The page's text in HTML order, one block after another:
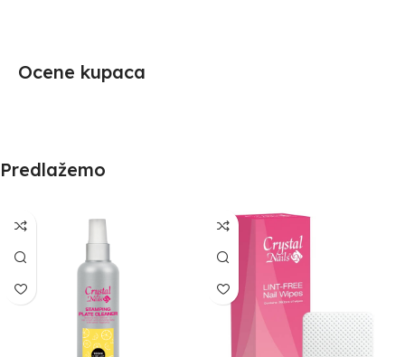
Ocene kupaca
Predlažemo